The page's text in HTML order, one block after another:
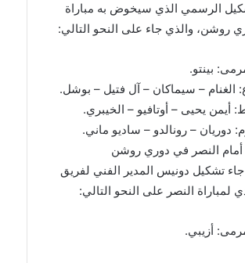
الرسمي الذي سيخوض به مباراة
روشن، والذي جاء على النحو التالي:
بينتو.
الغنام – سيماكان – آل فتيل – بوشل.
يحيى – أوتافيو – الخيبري.
دوريان – رونالدو – ساديو ماني.
أمام النصر في دوري روشن
تشكيل دونيس المدير الفني لفريق
لمباراة النصر على النحو التالي:
أزيبي.